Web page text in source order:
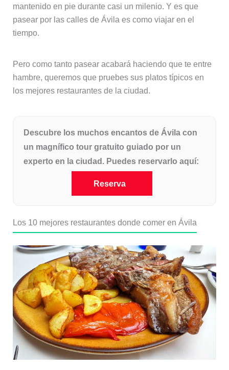
mantenido en pie durante casi un milenio. Y es que
pasear por las calles de Ávila es como viajar en el
tiempo.
Pero como tanto pasear acabará haciendo que te entre
hambre, queremos que pruebes sus platos típicos en
los mejores restaurantes de la ciudad.
Descubre los muchos encantos de Ávila con
un magnífico tour gratuito guiado por un
experto en la ciudad. Puedes reservarlo aquí:
Reserva
Los 10 mejores restaurantes donde comer en Ávila